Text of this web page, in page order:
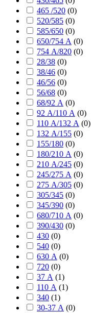
465 /520 (0)
520/585 (0)
585/650 (0)
650/754 А (0)
754 А/820 (0)
28/38 (0)
38/46 (0)
46/56 (0)
56/68 (0)
68/92 А (0)
92 А/110 А (0)
110 А/132 А (0)
132 А/155 (0)
155/180 (0)
180/210 А (0)
210 А/245 (0)
245/275 А (0)
275 А/305 (0)
305/345 (0)
345/390 (0)
680/710 А (0)
390/430 (0)
430 (0)
540 (0)
630 А (0)
720 (0)
37 А (1)
110 А (1)
340 (1)
30-37 А (0)